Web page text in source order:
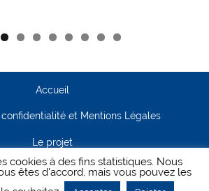
Accueil
et Mentions Légales
Le projet
Contact
cookies à des fins statistiques. Nous
êtes d'accord, mais vous pouvez les